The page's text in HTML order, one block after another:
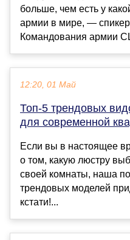
больше, чем есть у
армии в мире, — спикер
Командования армии
12:20, 01 Май
Топ-5 трендовых
для современной
Если вы в настоящее
о том, какую люстру
своей комнаты, наша
трендовых моделей
кстати!...